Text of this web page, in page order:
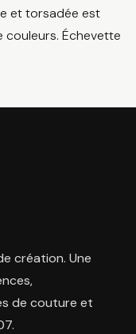
et torsadée est
couleurs. Échevette
création. Une
de couture et